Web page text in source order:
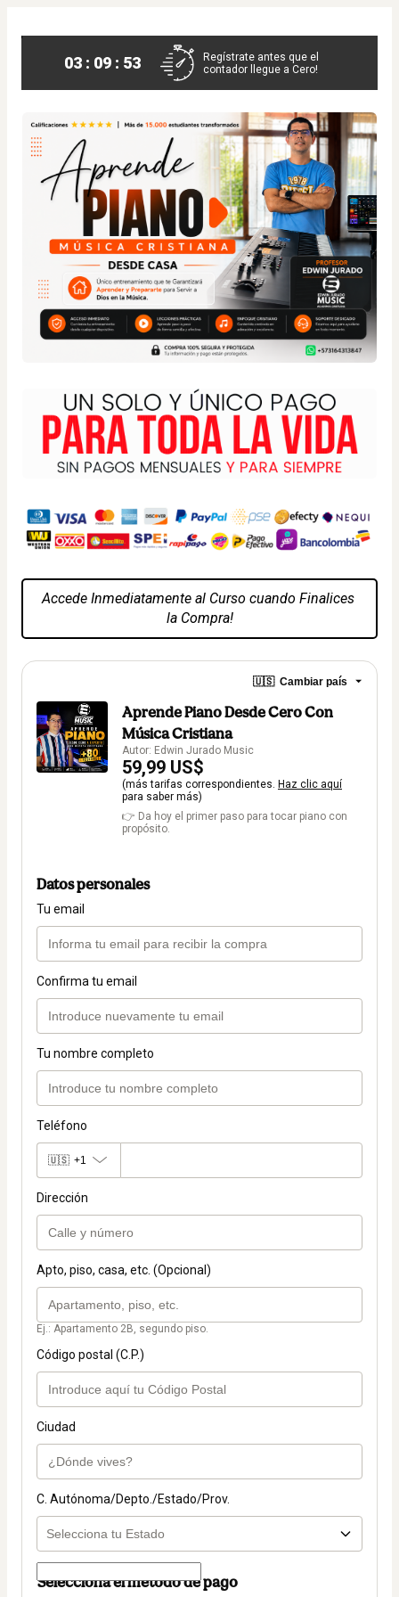
03 : 09 : 52
Regístrate antes que el
contador llegue a Cero!
Accede Inmediatamente al Curso cuando Finalices
la Compra!
🇺🇸 Cambiar país
Aprende Piano Desde Cero Con
Música Cristiana
Autor: Edwin Jurado Music
59,99 US$
(más tarifas correspondientes. Haz clic aquí
para saber más)
👉 Da hoy el primer paso para tocar piano con
propósito.
Datos personales
Tu email
Confirma tu email
Tu nombre completo
Teléfono
🇺🇸 +1
Dirección
Apto, piso, casa, etc. (Opcional)
Ej.: Apartamento 2B, segundo piso.
Código postal (C.P.)
Ciudad
C. Autónoma/Depto./Estado/Prov.
Selecciona el método de pago